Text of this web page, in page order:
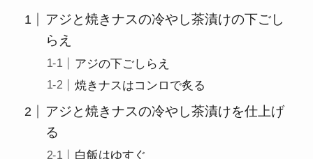
アジと焼きナスの冷やし茶漬けの下ごし
らえ
アジの下ごしらえ
焼きナスはコンロで炙る
アジと焼きナスの冷やし茶漬けを仕上げ
る
白飯はゆすぐ